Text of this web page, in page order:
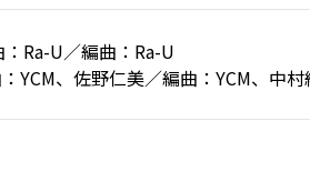
Ra-U／編曲：Ra-U
YCM、佐野仁美／編曲：YCM、中村